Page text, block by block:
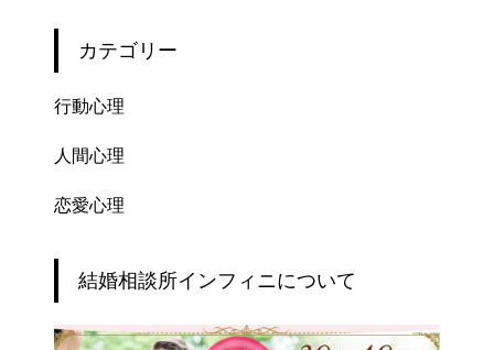
カテゴリー
行動心理
人間心理
恋愛心理
結婚相談所インフィニについて